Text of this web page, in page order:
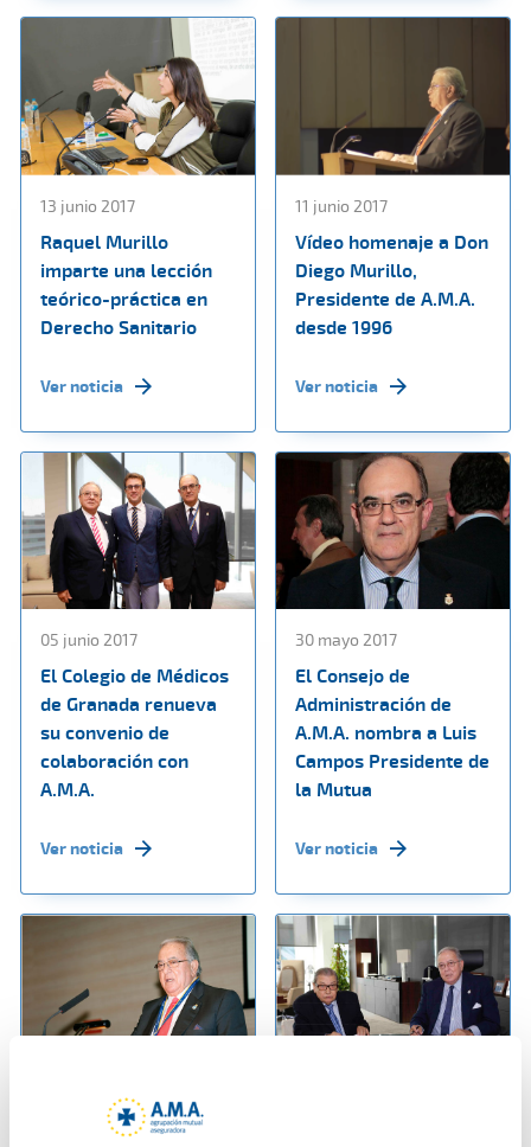
13 junio 2017
Raquel Murillo
imparte una lección
teórico-práctica en
Derecho Sanitario
Ver noticia
11 junio 2017
Vídeo homenaje a Don
Diego Murillo,
Presidente de A.M.A.
desde 1996
Ver noticia
05 junio 2017
El Colegio de Médicos
de Granada renueva
su convenio de
colaboración con
A.M.A.
Ver noticia
30 mayo 2017
El Consejo de
Administración de
A.M.A. nombra a Luis
Campos Presidente de
la Mutua
Ver noticia
25 mayo 2017
A.M.A. obtiene en